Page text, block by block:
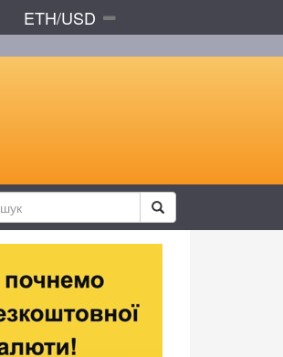
ETH/USD